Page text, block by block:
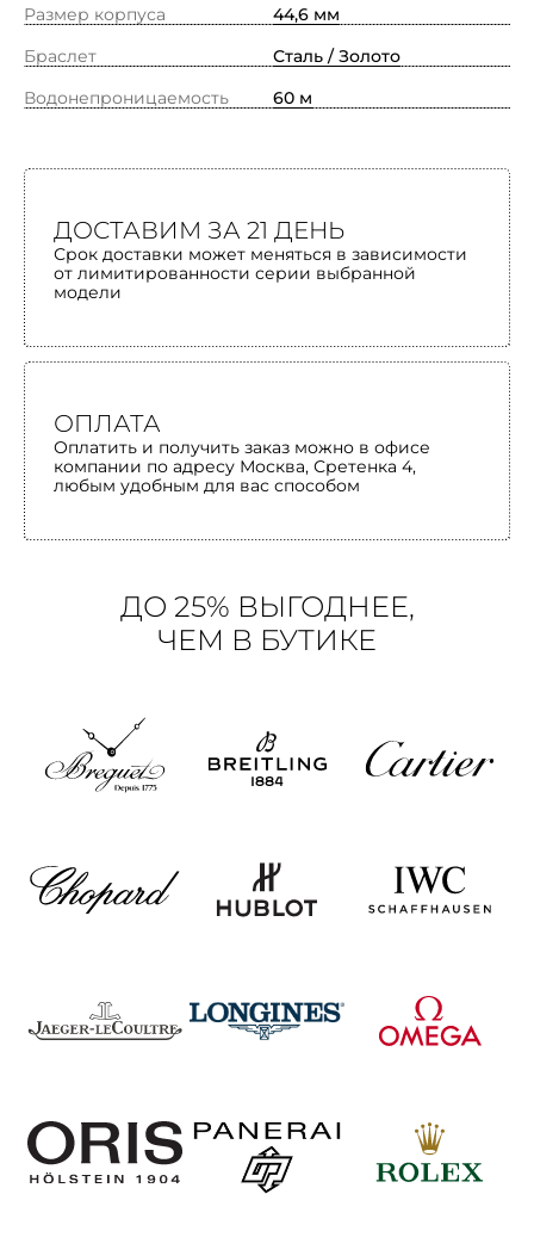
Размер корпуса
44,6 мм
Браслет
Сталь / Золото
Водонепроницаемость
60 м
ДОСТАВИМ ЗА 21 ДЕНЬ
Срок доставки может меняться в зависимости
от лимитированности серии выбранной
модели
ОПЛАТА
Оплатить и получить заказ можно в офисе
компании по адресу Москва, Сретенка 4,
любым удобным для вас способом
ДО 25% ВЫГОДНЕЕ,
ЧЕМ В БУТИКЕ